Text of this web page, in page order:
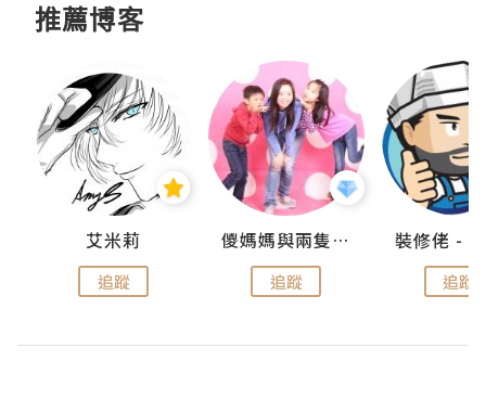
推薦博客
艾米莉
追蹤
儍媽媽與兩隻小魔怪之家
追蹤 追蹤